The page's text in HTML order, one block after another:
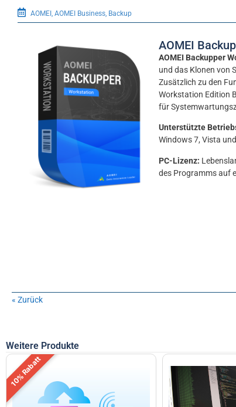
AOMEI AOMEI Business Backup
AOMEI
AOMEI Backupper
und das Klonen von
Zusätzlich zu den
Workstation Edition
für
Unterstützte
Windows 7, Vista
PC-Lizenz:
des Programms auf
« Zurück
Weitere Produkte
10% Rabatt